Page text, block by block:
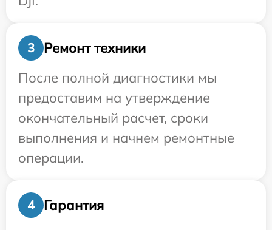
3
Ремонт техники
После полной диагностики мы
предоставим на утверждение
окончательный расчет, сроки
выполнения и начнем ремонтные
операции.
4
Гарантия